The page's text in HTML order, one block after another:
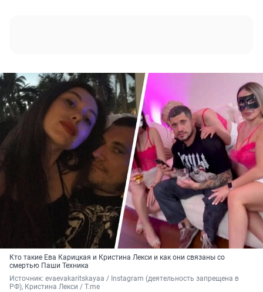
Кто такие Ева Карицкая и Кристина Лекси и как они связаны со
смертью Паши Техника
Источник: evaevakaritskayaa / Instagram (деятельность запрещена в
РФ), Кристина Лекси / T.me